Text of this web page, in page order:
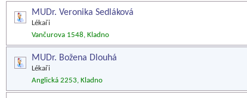
MUDr. Veronika Sedláková
Lékaři
Vančurova 1548, Kladno
MUDr. Božena Dlouhá
Lékaři
Anglická 2253, Kladno